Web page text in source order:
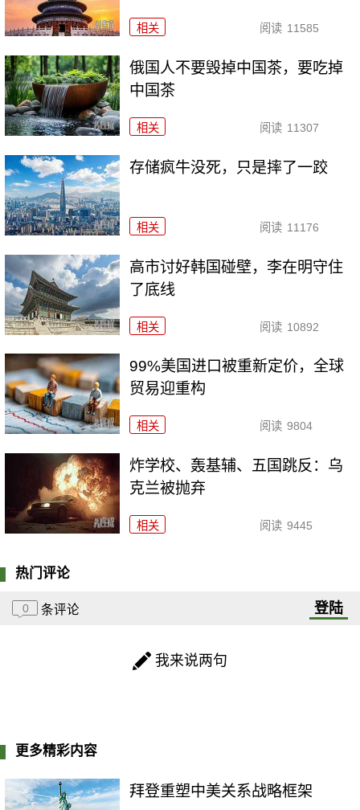
相关 阅读 11585
俄国人不要毁掉中国茶，要吃掉
中国茶
相关 阅读 11307
存储疯牛没死，只是摔了一跤
相关 阅读 11176
高市讨好韩国碰壁，李在明守住
了底线
相关 阅读 10892
99%美国进口被重新定价，全球
贸易迎重构
相关 阅读 9804
炸学校、轰基辅、五国跳反：乌
克兰被抛弃
相关 阅读 9445
热门评论
0 条评论 登陆
我来说两句
更多精彩内容
拜登重塑中美关系战略框架